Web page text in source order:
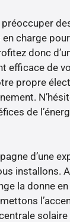
préoccuper
charge
donc
efficace de
propre
de
d’une
installons.
la donne
solaire